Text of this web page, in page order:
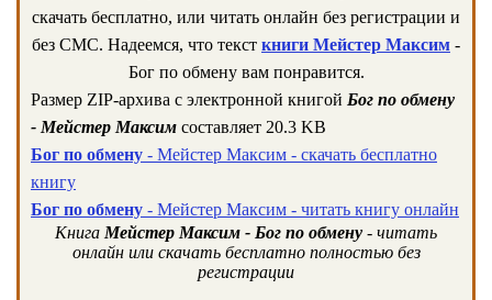
скачать бесплатно, или читать онлайн без регистрации и
без СМС. Надеемся, что текст книги Мейстер Максим -
Бог по обмену вам понравится.
Размер ZIP-архива c электронной книгой Бог по обмену
- Мейстер Максим составляет 20.3 KB
Бог по обмену - Мейстер Максим - скачать бесплатно
книгу
Бог по обмену - Мейстер Максим - читать книгу онлайн
Книга Мейстер Максим - Бог по обмену - читать
онлайн или скачать бесплатно полностью без
регистрации